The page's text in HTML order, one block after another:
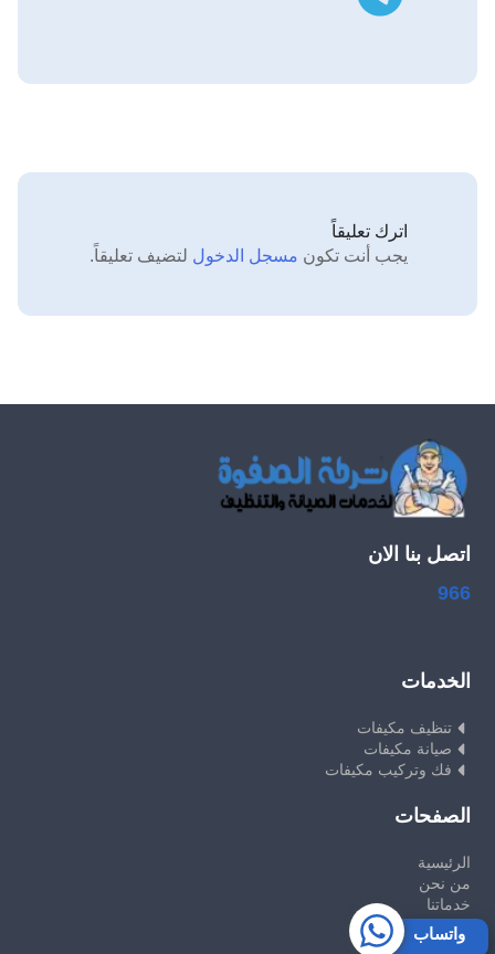
اترك تعليقاً
يجب أنت تكون مسجل الدخول لتضيف تعليقاً.
واتساب
اتصل بنا الان
966
الخدمات
تنظيف مكيفات
صيانة مكيفات
فك وتركيب مكيفات
الصفحات
الرئيسية
من نحن
خدماتنا
تواصل معنا